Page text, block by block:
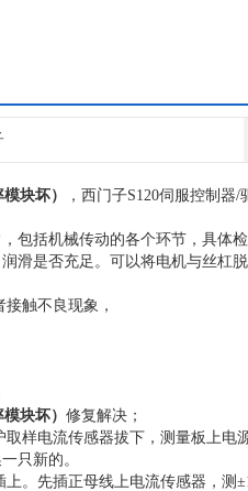
块坏）
，西门子S120伺服控制
包括机械传动的各个环节，具体
滑是否充足。可以将电机与丝杠
触不良现象，
块坏） 修复解决；
样电流传感器拔下，测量板上电
只新的。
。先插正母线上电流传感器，测